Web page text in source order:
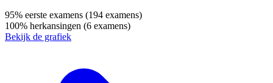
95% eerste examens (194 examens)
100% herkansingen (6 examens)
Bekijk de grafiek